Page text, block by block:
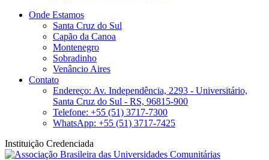
Onde Estamos
Santa Cruz do Sul
Capão da Canoa
Montenegro
Sobradinho
Venâncio Aires
Contato
Endereço: Av. Independência, 2293 - Universitário,
Santa Cruz do Sul - RS, 96815-900
Telefone: +55 (51) 3717-7300
WhatsApp: +55 (51) 3717-7425
Instituição Credenciada